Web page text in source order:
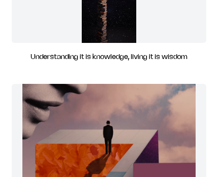
Understanding it is knowledge, living it is wisdom